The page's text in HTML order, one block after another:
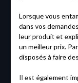
Lorsque vous
dans vos
leur produit et
un meilleur prix.
disposés à faire
Il est également